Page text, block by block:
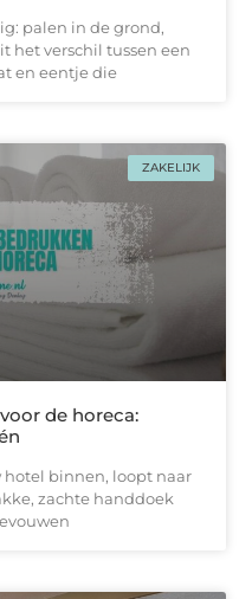
palen in de grond,
het verschil tussen een
en eentje die
ZAKELIJK
de horeca:
hotel binnen, loopt naar
zachtе handdoek